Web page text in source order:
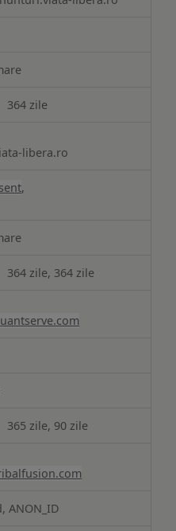
364 zile
libera.ro
,
364 zile, 364 zile
365 zile, 90 zile
ANON_ID